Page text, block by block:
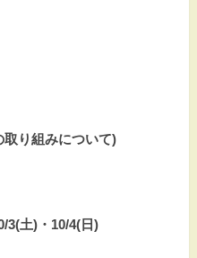
り組みについて)
3(土)・10/4(日)